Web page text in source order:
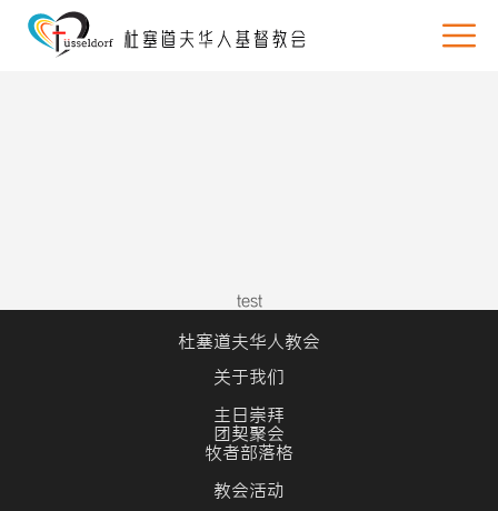
test
杜塞道夫华人教会
关于我们
主日崇拜
团契聚会
牧者部落格
教会活动